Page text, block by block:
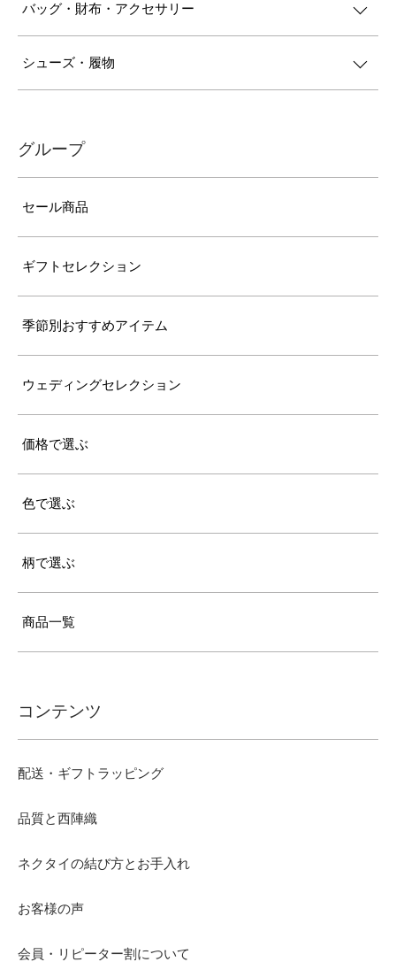
バッグ・財布・アクセサリー
シューズ・履物
グループ
セール商品
ギフトセレクション
季節別おすすめアイテム
ウェディングセレクション
価格で選ぶ
色で選ぶ
柄で選ぶ
商品一覧
コンテンツ
配送・ギフトラッピング
品質と西陣織
ネクタイの結び方とお手入れ
お客様の声
会員・リピーター割について